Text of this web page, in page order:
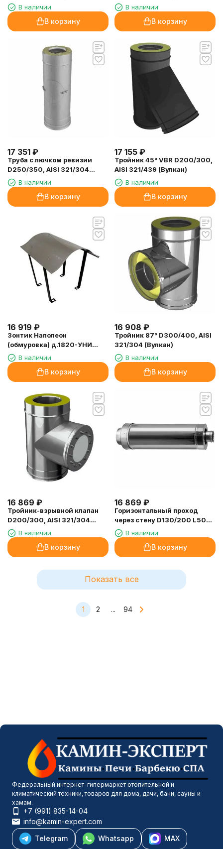
(Вулкан)
В наличии
В корзину
321/304 (Вулкан)
В наличии
В корзину
17 351 ₽
Труба с лючком ревизии
D250/350, AISI 321/304
(Вулкан)
В наличии
В корзину
17 155 ₽
Тройник 45° VBR D200/300,
AISI 321/439 (Вулкан)
В наличии
В корзину
16 919 ₽
Зонтик Наполеон
(обмуровка) д.1820-УНИ
(UNI)В наличии
В корзину
16 908 ₽
Тройник 87° D300/400, AISI
321/304 (Вулкан)
В наличии
В корзину
16 869 ₽
Тройник-взрывной клапан
D200/300, AISI 321/304
(Вулкан)
В наличии
В корзину
16 869 ₽
Горизонтальный проход
через стену D130/200 L500
(Вулкан)
В наличии
В корзину
Показать все
1 2 ... 94
Федеральный интернет-гипермаркет отопительной и
климатический техники, товаров для дома, дачи, бани, сауны и
хамам.
+7 (991) 835-14-04
info@kamin-expert.com
Telegram
Whatsapp MAX